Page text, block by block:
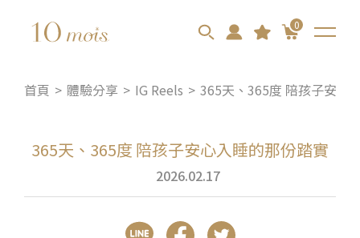
0
首頁 體驗分享 IG Reels 365天、365度 陪孩子安心
365天、365度 陪孩子安心入睡的那份踏實
2026.02.17